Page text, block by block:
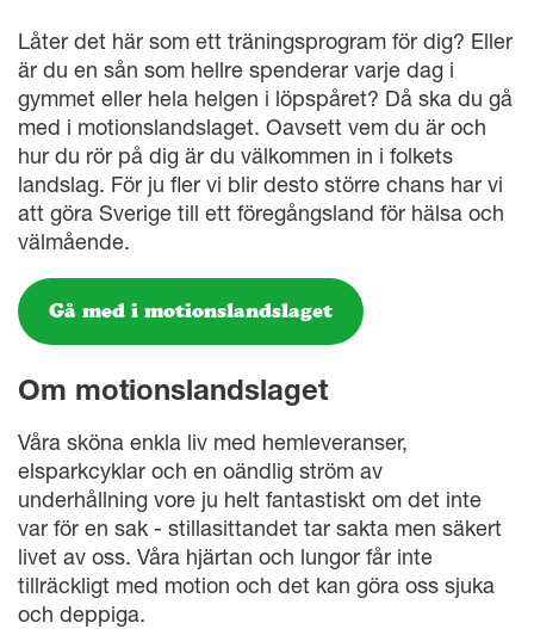
Låter det här som ett träningsprogram för dig? Eller
är du en sån som hellre spenderar varje dag i
gymmet eller hela helgen i löpspåret? Då ska du gå
med i motionslandslaget. Oavsett vem du är och
hur du rör på dig är du välkommen in i folkets
landslag. För ju fler vi blir desto större chans har vi
att göra Sverige till ett föregångsland för hälsa och
välmående.
Gå med i motionslandslaget
Om motionslandslaget
Våra sköna enkla liv med hemleveranser,
elsparkcyklar och en oändlig ström av
underhållning vore ju helt fantastiskt om det inte
var för en sak - stillasittandet tar sakta men säkert
livet av oss. Våra hjärtan och lungor får inte
tillräckligt med motion och det kan göra oss sjuka
och deppiga.